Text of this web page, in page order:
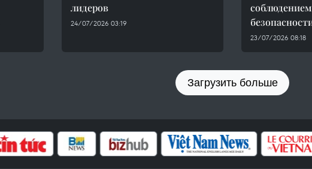
лидеров
24/07/2026 03:19
23/07/2026 08:18
Загрузить больше